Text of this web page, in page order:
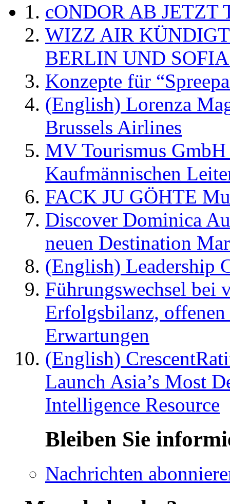
cONDOR AB
WIZZ AIR
BERLIN UND
Konzepte für
(English) Lorenza
Brussels Airlines
MV Tourismus
Kaufmännischen
FACK JU GÖHTE
Discover Dominica
neuen Destination
(English) Leadership
Führungswechsel bei
Erfolgsbilanz,
Erwartungen
(English)
Launch Asia’s Most
Intelligence Resource
Bleiben Sie
Nachrichten